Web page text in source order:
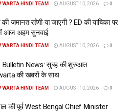
WARTA HINDI TEAM AUGUST 10, 2026 0
जमानत रहेगी या जाएगी ? ED की याचिका पर
में आज अहम सुनवाई
WARTA HINDI TEAM AUGUST 10, 2026 0
Bulletin News: सुबह की शुरुआत
की खबरों के साथ
WARTA HINDI TEAM AUGUST 10, 2026 0
की पूर्व West Bengal Chief Minister